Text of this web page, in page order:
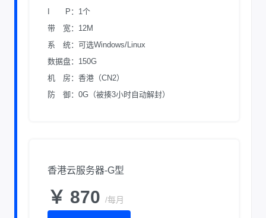
I P：1个
带 宽：12M
系 统：可选Windows/Linux
数据盘：150G
机 房：香港（CN2）
防 御：0G（被揍3小时自动解封）
香港云服务器-G型
￥ 870 /每月